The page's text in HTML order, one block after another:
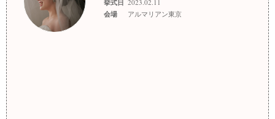
挙式日 2023.02.11
会場 アルマリアン東京